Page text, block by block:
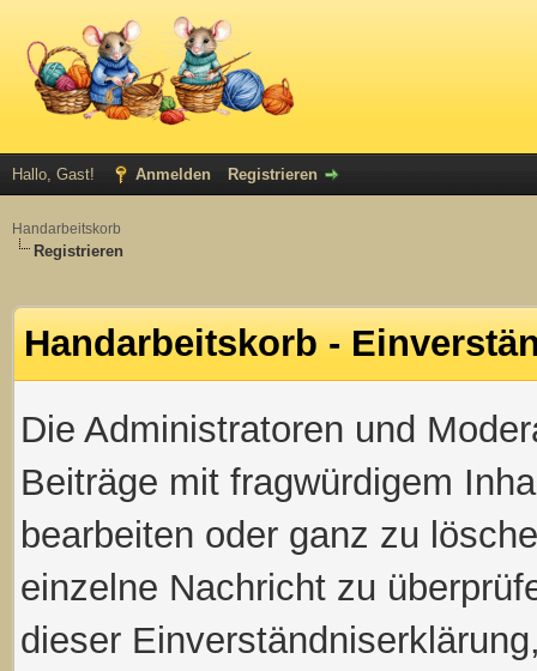
Hallo, Gast! Anmelden Registrieren
Handarbeitskorb
Registrieren
Handarbeitskorb -
Die Administratoren und
Beiträge mit fragwürdigem
bearbeiten oder ganz zu
einzelne Nachricht zu
dieser